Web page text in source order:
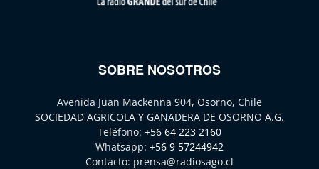
SOBRE NOSOTROS
Avenida Juan Mackenna 904, Osorno, Chile
SOCIEDAD AGRICOLA Y GANADERA DE OSORNO A.G.
Teléfono: +56 64 223 2160
Whatsapp: +56 9 57244942
Contacto: prensa@radiosago.cl